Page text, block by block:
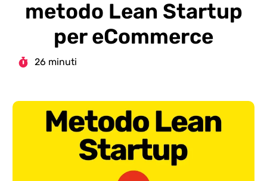
metodo Lean Startup
per eCommerce
26 minuti